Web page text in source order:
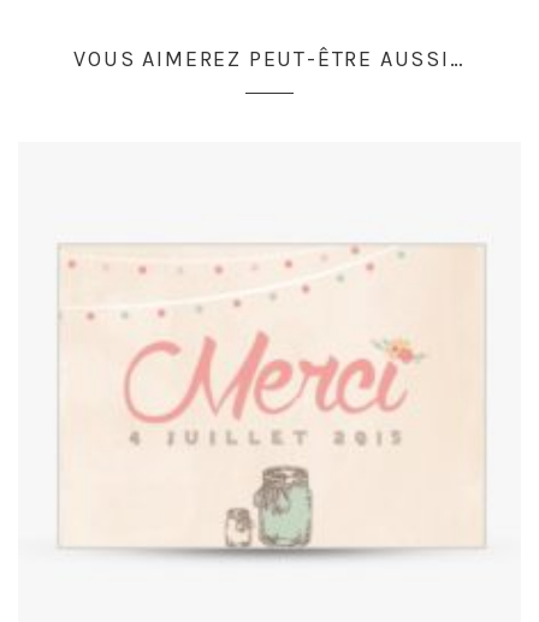
VOUS AIMEREZ PEUT-ÊTRE AUSSI…